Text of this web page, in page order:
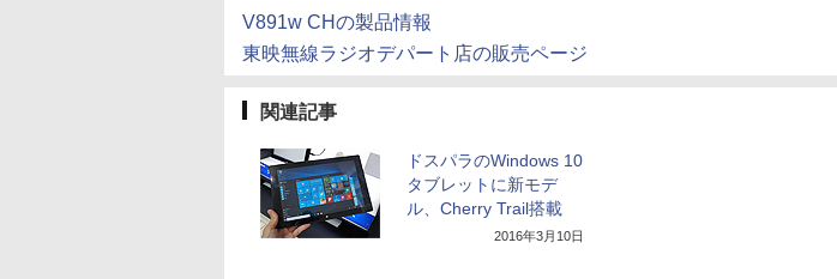
V891w CHの製品情報
東映無線ラジオデパート店の販売ページ
関連記事
ドスパラのWindows 10
タブレットに新モデ
ル、Cherry Trail搭載
2016年3月10日